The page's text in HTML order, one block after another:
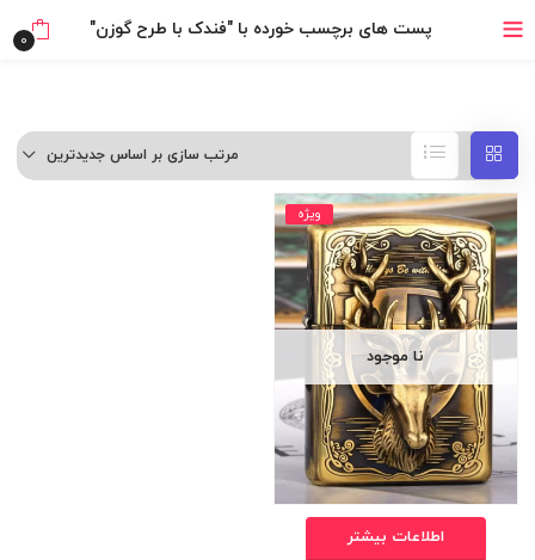
خرید قسطی با ترب‌پی
پست های برچسب خورده با "فندک با طرح گوزن" 0
مرتب سازی بر اساس جدیدترین
نا موجود
اطلاعات بیشتر
ویژه